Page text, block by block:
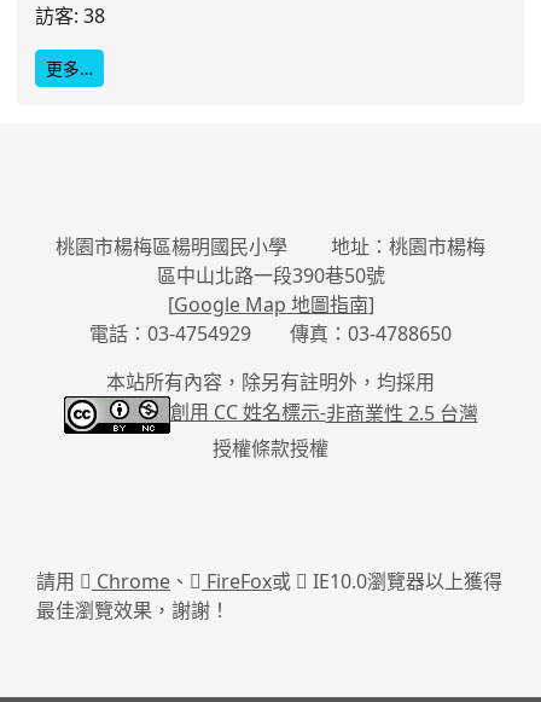
訪客: 38
更多…
桃園市楊梅區楊明國民小學 地址：桃園市楊梅
區中山北路一段390巷50號
[Google Map 地圖指南]
電話：03-4754929 傳真：03-4788650
本站所有內容，除另有註明外，均採用
創用 CC 姓名標示-非商業性 2.5 台灣
授權條款授權
請用 Chrome 、 FireFox或
IE10.0瀏覽器以上獲得
最佳瀏覽效果，謝謝！